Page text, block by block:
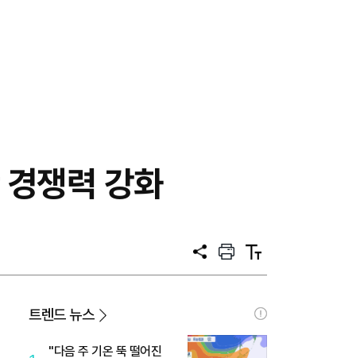
쟁력 강화
공
프
트
텍
트
트렌드 뉴스
"다음 주 기온 뚝 떨어진